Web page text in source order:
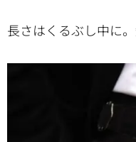
長さはくるぶし中に